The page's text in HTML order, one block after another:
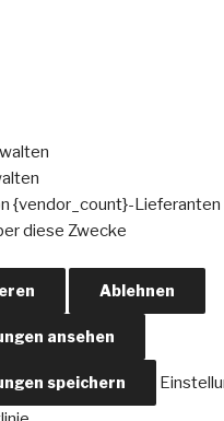
{vendor_count}-Lieferanten
diese Zwecke
Ablehnen
ansehen
speichern